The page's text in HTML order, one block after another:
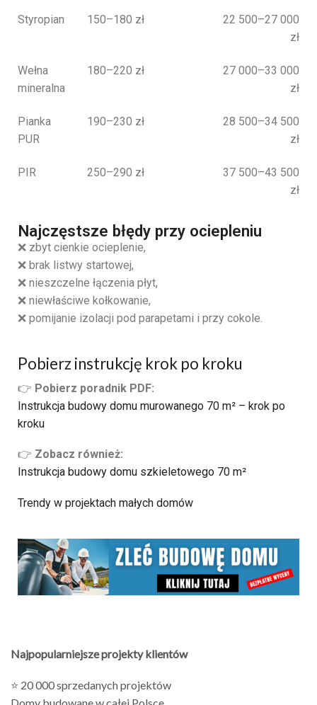
Styropian 150–180 zł
22 500–27 000
zł
Wełna
mineralna
180–220 zł
27 000–33 000
zł
Pianka
PUR
190–230 zł
28 500–34 500
zł
PIR 250–290 zł
37 500–43 500
zł
Najczęstsze błędy przy ociepleniu
❌ zbyt cienkie ocieplenie,
❌ brak listwy startowej,
❌ nieszczelne łączenia płyt,
❌ niewłaściwe kołkowanie,
❌ pomijanie izolacji pod parapetami i przy cokole.
Pobierz instrukcję krok po kroku
👉 Pobierz poradnik PDF:
Instrukcja budowy domu murowanego 70 m² – krok po
kroku
👉 Zobacz również:
Instrukcja budowy domu szkieletowego 70 m²
Trendy w projektach małych domów
Najpopularniejsze projekty klientów
⭐ 20 000 sprzedanych projektów
Domy budowane w całej Polsce